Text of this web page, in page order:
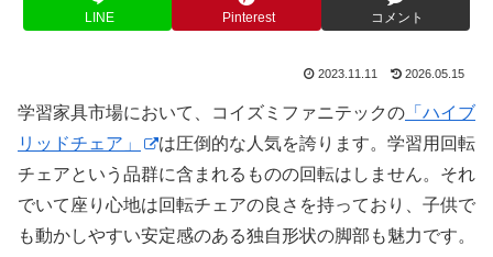
LINE Pinterest コメント
2023.11.11 2026.05.15
学習家具市場において、コイズミファニテックの 「ハイブ
リッドチェア」
は圧倒的な人気を誇ります。学習用回転
チェアという品群に含まれるものの回転はしません。それ
でいて座り心地は回転チェアの良さを持っており、子供で
も動かしやすい安定感のある独自形状の脚部も魅力です。